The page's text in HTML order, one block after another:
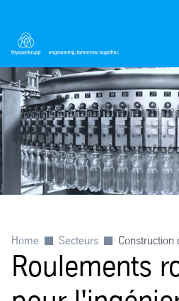
Home Secteurs
Roulements